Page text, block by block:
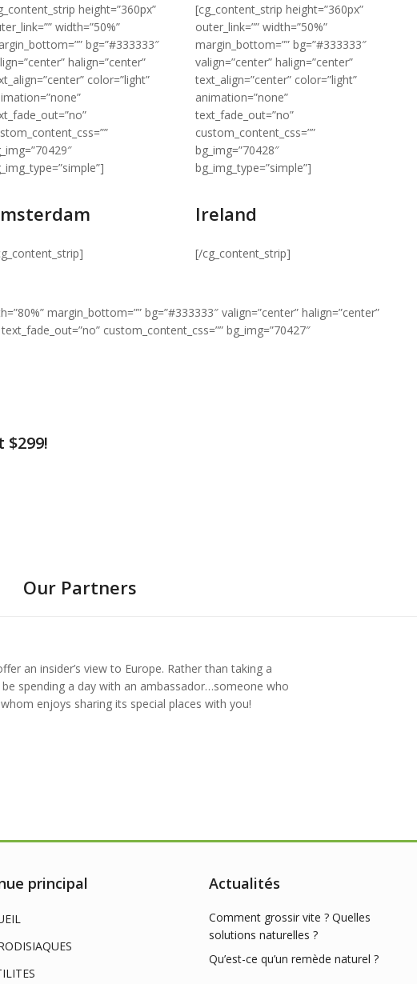
height=”360px”
width=”50%”
bg=”#333333″
halign=”center”
color=”light”
[cg_content_strip height=”360px”
outer_link=”” width=”50%”
margin_bottom=”” bg=”#333333″
valign=”center” halign=”center”
text_align=”center” color=”light”
animation=”none”
text_fade_out=”no”
custom_content_css=””
bg_img=”70428″
bg_img_type=”simple”]
Ireland
[/cg_content_strip]
margin_bottom=”” bg=”#333333″ valign=”center” halign=”center”
custom_content_css=”” bg_img=”70427″
Our Partners
an insider’s view to Europe. Rather than taking a
spending a day with an ambassador…someone who
enjoys sharing its special places with you!
principal Actualités
Comment grossir vite ? Quelles
solutions naturelles ?
Qu’est-ce qu’un remède naturel ?